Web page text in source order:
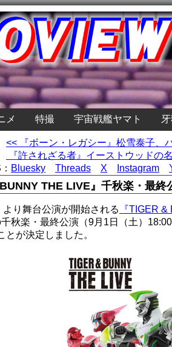
メ 特撮 宇宙戦艦ヤマト
<< 『ボーン・レガシー』松雪泰子、
『許されざる者』イーストウッドの
Bluesky Threads X Instagram
BUNNY THE LIVE』千秋楽・最終
り舞台公演が開始される 『TIGER &
秋楽・最終公演（9月1日（土）
とが決定しました。